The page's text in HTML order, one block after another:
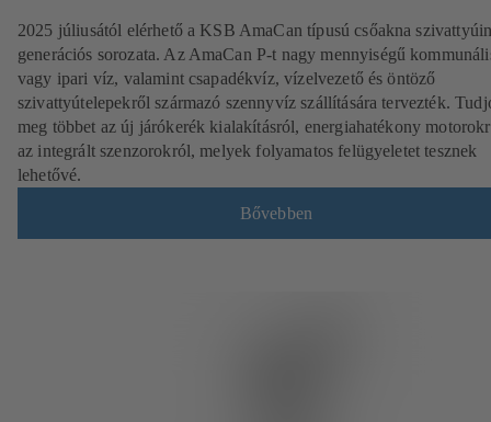
2025 júliusától elérhető a KSB AmaCan típusú csőakna
generációs sorozata. Az AmaCan P-t nagy mennyiségű
vagy ipari víz, valamint csapadékvíz, vízelvezető és öntöző
szivattyútelepekről származó szennyvíz szállítására tervezték.
meg többet az új járókerék kialakításról, energiahatékony
az integrált szenzorokról, melyek folyamatos felügyeletet tesznek
lehetővé.
Bővebben